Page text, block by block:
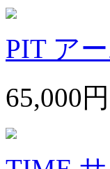
PIT ア
65,000